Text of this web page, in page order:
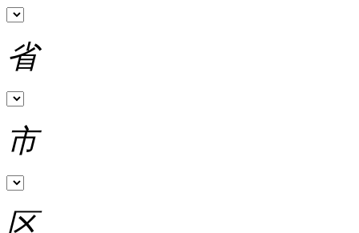
省
市
区